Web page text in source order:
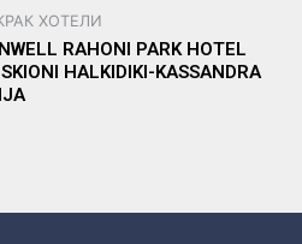
ХОТЕЛИ
RAHONI PARK HOTEL
HALKIDIKI-KASSANDRA